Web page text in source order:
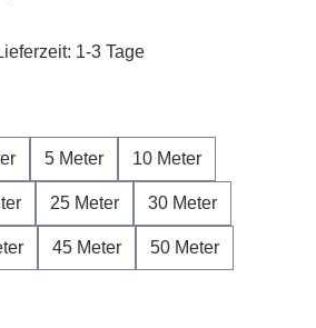
1-3 Tage
5 Meter 10 Meter
25 Meter 30 Meter
45 Meter 50 Meter